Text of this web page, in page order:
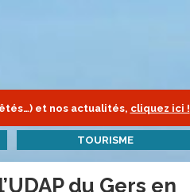
et nos actualités, cliquez ici !
TOURISME
du Gers en